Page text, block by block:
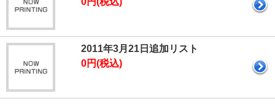
2011年3月21日追加リスト
0円(税込)